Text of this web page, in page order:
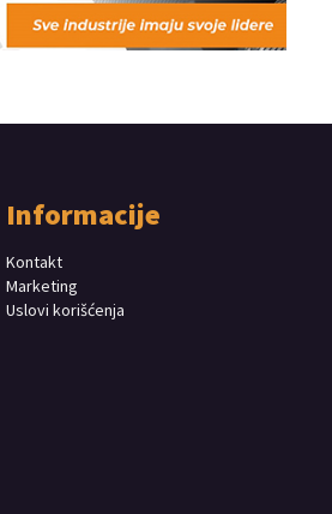
Informacije
Kontakt
Marketing
Uslovi korišćenja